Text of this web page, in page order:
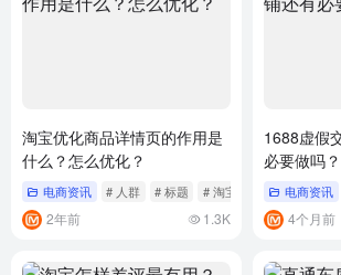
淘宝优化商品详情页的作用是
什么？怎么优化？
电商资讯 # 人群 # 标题 # 淘宝
2年前 1.3K
1688虚假
必要做吗？
电商资讯
4个月前